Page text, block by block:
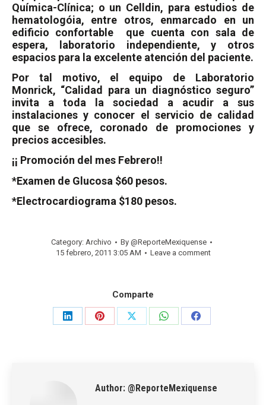
Química-Clínica; o un Celldin, para estudios de
hematologóia, entre otros, enmarcado en un
edificio confortable
que cuenta con sala de
espera, laboratorio independiente, y otros
espacios para la excelente atención del paciente.
Por tal motivo, el equipo de Laboratorio
Monrick, “Calidad para un diagnóstico seguro”
invita a toda la sociedad a acudir a sus
instalaciones y conocer el servicio de calidad
que se ofrece, coronado de promociones y
precios accesibles.
¡¡ Promoción del mes Febrero!!
*Examen de Glucosa $60 pesos.
*Electrocardiograma $180 pesos.
Category: Archivo By @ReporteMexiquense
15 febrero, 2011 3:05 AM
Leave a comment
Comparte
Share
Share
Share
Share
Share
Author: @ReporteMexiquense